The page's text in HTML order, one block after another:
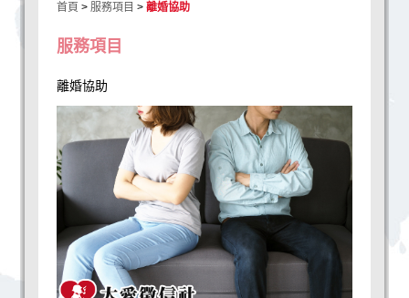
首頁 >服務項目 >離婚協助
服務項目
離婚協助